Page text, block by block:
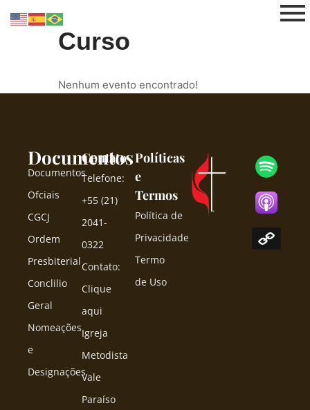
Curso
Nenhum evento encontrado!
Documentos
Documentos
Ofciais
CGCJ
Ordem
Presbiterial
Conclilio
Geral
Nomeações
e
Designações
Contato
Telefone:
+55 (21)
2041-
0322
Contato:
Clique
aqui
Igreja
Metodista
Vale
Paraíso
Políticas
e
Termos
Política de
Privacidade
Termo
de Uso